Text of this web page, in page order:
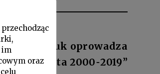
Ewa Kuryluk oprowadza
żółte lata 2000˗2019”
im
oraz